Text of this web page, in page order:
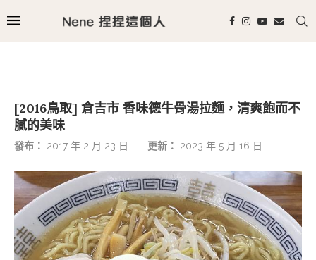
[2016鳥取] 倉吉市 香味德牛骨湯拉麵，清爽飽而不
膩的美味
發布： 2017 年 2 月 23 日 更新： 2023 年 5 月 16 日